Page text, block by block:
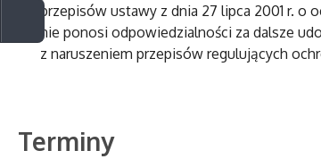
przepisów ustawy z dnia 27 lipca 2001 r. o
nie ponosi odpowiedzialności za dalsze
z naruszeniem przepisów regulujących
Terminy